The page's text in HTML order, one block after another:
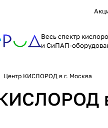
Весь спектр
и СиПАП-
Центр КИСЛОРОД в г. Москва